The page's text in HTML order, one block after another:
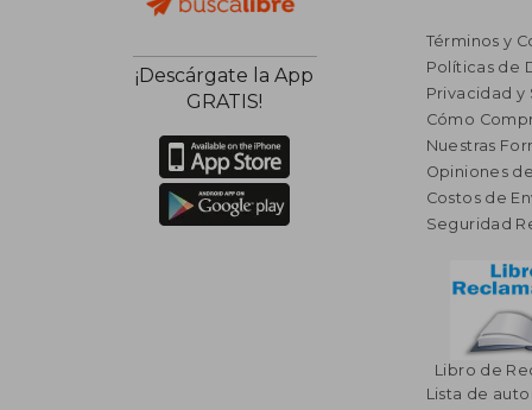
¡Descárgate la App
GRATIS!
Términos y
Políticas de
Privacidad y
Cómo
Nuestras
Opiniones
Costos de
Seguridad
Libro de
Lista de